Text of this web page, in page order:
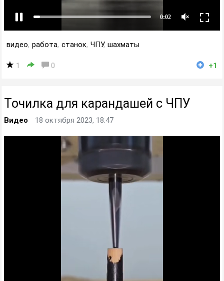
видео, работа, станок, ЧПУ, шахматы
1 0 +1
Точилка для карандашей с ЧПУ
Видео 18 октября 2023, 18:47